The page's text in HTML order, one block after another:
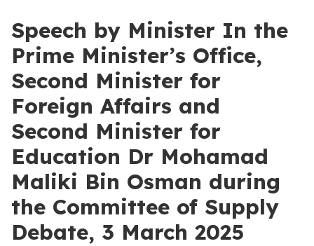
Speech by Minister In the
Prime Minister’s Office,
Second Minister for
Foreign Affairs and
Second Minister for
Education Dr Mohamad
Maliki Bin Osman during
the Committee of Supply
Debate, 3 March 2025